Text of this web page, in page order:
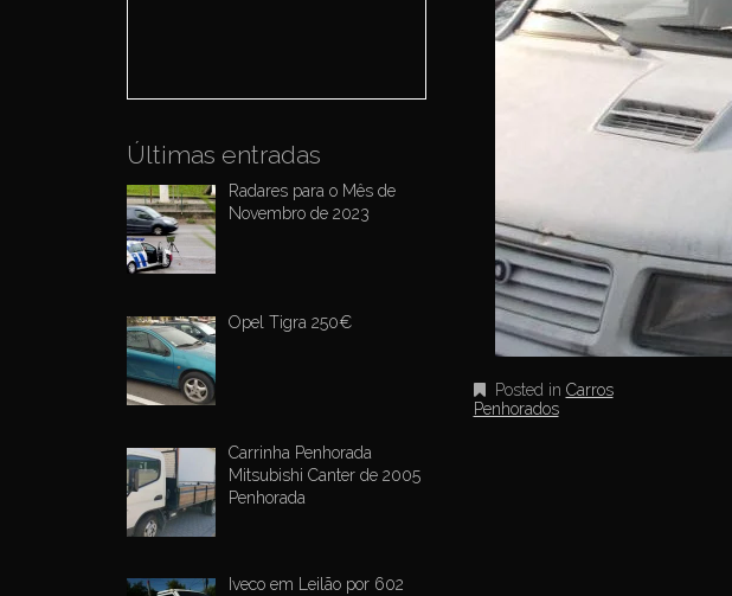
Posted in Carros
Penhorados
Últimas entradas
Radares para o Mês de
Novembro de 2023
Opel Tigra 250€
Carrinha Penhorada
Mitsubishi Canter de 2005
Penhorada
Iveco em Leilão por 602